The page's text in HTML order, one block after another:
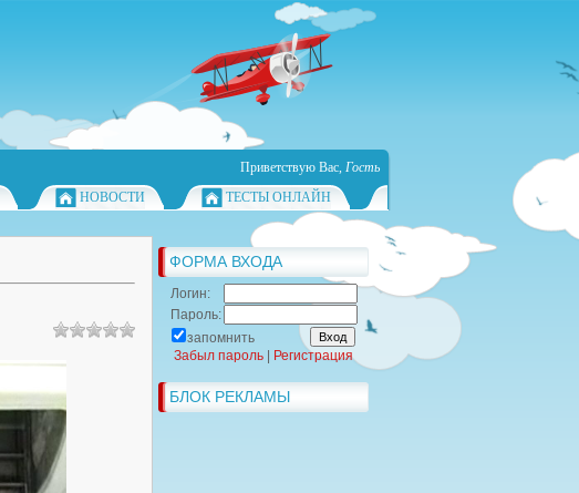
Приветствую Вас, Гость
НОВОСТИ
ТЕСТЫ ОНЛАЙН
ФОРМА ВХОДА
Логин:
Пароль:
запомнить
Забыл пароль
Регистрация
БЛОК РЕКЛАМЫ